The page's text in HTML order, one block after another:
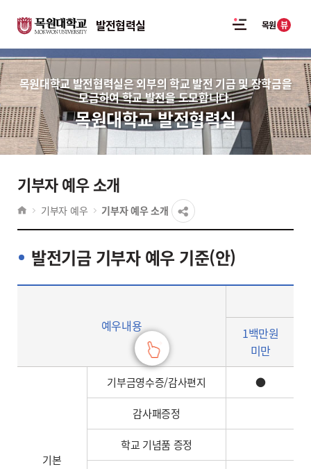
발전협력실 목원 뷰
목원대학교 발전협력실은 외부의 학교 발전 기금 및 장학금을
모금하여 학교 발전을 도모합니다.
목원대학교 발전협력실
기부자 예우 소개
기부자 예우 기부자 예우 소개
발전기금 기부자 예우 기준(안)
발전기금 기부자 예우 기준(안) – 예우내용, 기부액(1백만원 미만, 1백만원 이상, 5백만원 이상, 1천만원 이상, 5천만원 이상, 1억원 이상, 2억원 이상) 정보 제공
예우내용
1백만원
미만
기본
기부금영수증/감사편지 ●
감사패증정
학교 기념품 증정